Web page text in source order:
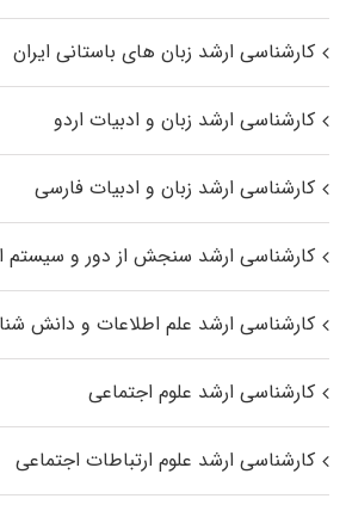
کارشناسی ارشد زبان‌ های باستانی ایران
کارشناسی ارشد زبان و ادبیات اردو
کارشناسی ارشد زبان و ادبیات فارسی
کارشناسی ارشد سنجش از دور و سیستم
کارشناسی ارشد علم اطلاعات و دانش
کارشناسی ارشد علوم اجتماعی
کارشناسی ارشد علوم ارتباطات اجتماعی